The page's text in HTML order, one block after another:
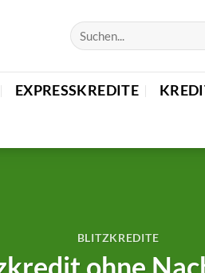
EXPRESSKREDITE
BLITZKREDITE
ohne